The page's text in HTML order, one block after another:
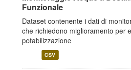
Funzionale
Dataset contenente i dati di
che richiedono miglioramento per
potabilizzazione
CSV